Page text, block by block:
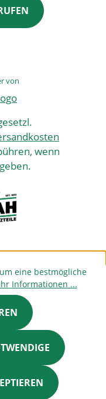
von
wenn
eine bestmögliche
Informationen ...